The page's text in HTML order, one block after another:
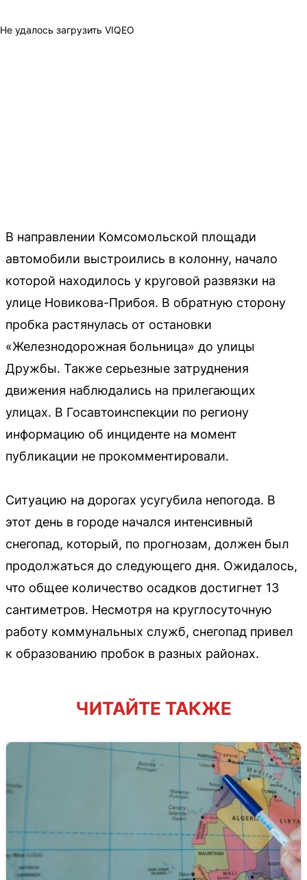
Не удалось загрузить VIQEO
В направлении Комсомольской площади
автомобили выстроились в колонну, начало
которой находилось у круговой развязки на
улице Новикова-Прибоя. В обратную сторону
пробка растянулась от остановки
«Железнодорожная больница» до улицы
Дружбы. Также серьезные затруднения
движения наблюдались на прилегающих
улицах. В Госавтоинспекции по региону
информацию об инциденте на момент
публикации не прокомментировали.
Ситуацию на дорогах усугубила непогода. В
этот день в городе начался интенсивный
снегопад, который, по прогнозам, должен был
продолжаться до следующего дня. Ожидалось,
что общее количество осадков достигнет 13
сантиметров. Несмотря на круглосуточную
работу коммунальных служб, снегопад привел
к образованию пробок в разных районах.
ЧИТАЙТЕ ТАКЖЕ